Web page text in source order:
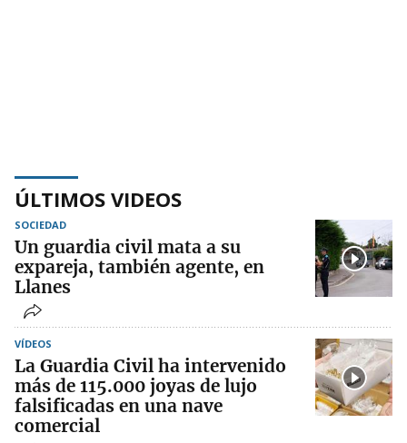
ÚLTIMOS VIDEOS
SOCIEDAD
Un guardia civil mata a su
expareja, también agente, en
Llanes
VÍDEOS
La Guardia Civil ha intervenido
más de 115.000 joyas de lujo
falsificadas en una nave
comercial